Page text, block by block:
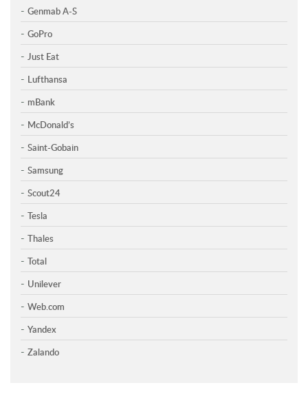
Genmab A-S
GoPro
Just Eat
Lufthansa
mBank
McDonald’s
Saint-Gobain
Samsung
Scout24
Tesla
Thales
Total
Unilever
Web.com
Yandex
Zalando